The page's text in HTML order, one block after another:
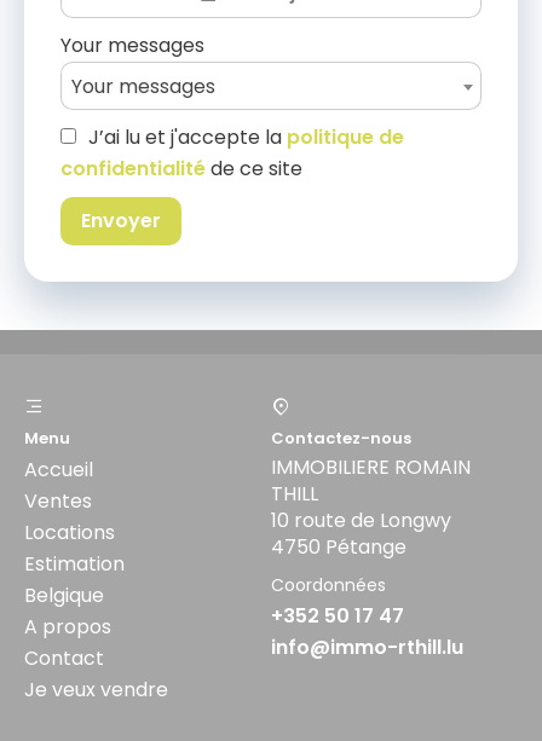
Your messages
Your messages
J’ai lu et j'accepte la politique de
confidentialitéde ce site
Envoyer
Menu
Accueil
Ventes
Locations
Estimation
Belgique
A propos
Contact
Je veux vendre
Contactez-nous
IMMOBILIERE ROMAIN
THILL
10 route de Longwy
4750 Pétange
Coordonnées
+352 50 17 47
info@immo-rthill.lu